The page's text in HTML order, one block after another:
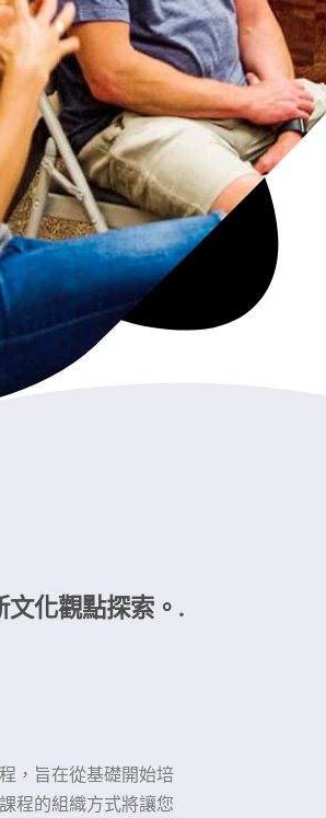
化觀點探索。.
，旨在從基礎開始培
程的組織方式將讓您